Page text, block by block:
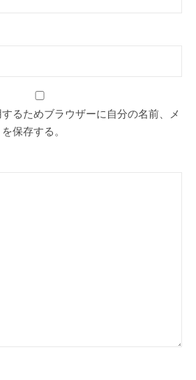
るためブラウザーに自分の名前、メ
保存する。